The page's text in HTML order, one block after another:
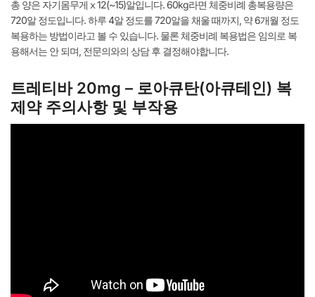
총 양은 자기몸무게ⅹ12(~15)알입니다. 60kg라면 체중비례 총복용량은
720알 정도입니다. 하루 4알 정도를 720알을 채울 때까지, 약 6개월 정도
복용하는 방법이라고 볼 수 있습니다. 물론 체중비례 복용법은 임의로 복
용해서는 안 되며, 전문의와의 상담 후 결정해야합니다.
트레티바 20mg – 로아큐탄(아큐테인) 복
제약 주의사항 및 부작용